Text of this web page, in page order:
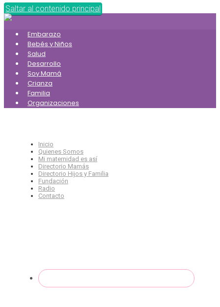
Saltar al contenido principal
Embarazo
Bebés y Niños
Salud
Desarrollo
Soy Mamá
Crianza
Familia
Organizaciones
Inicio
Quienes Somos
Mi maternidad es así
Directorio Mamás
Directorio Hijos y Familia
Fundación
Radio
Contacto